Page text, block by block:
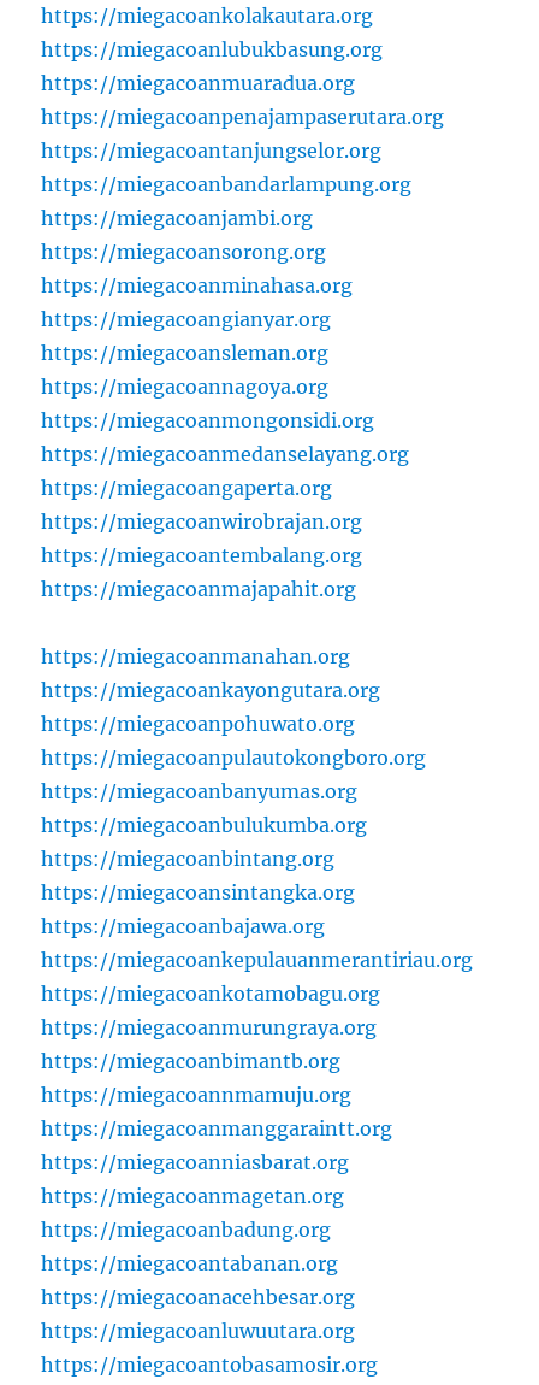
https://miegacoankolakautara.org
https://miegacoanlubukbasung.org
https://miegacoanmuaradua.org
https://miegacoanpenajampaserutara.org
https://miegacoantanjungselor.org
https://miegacoanbandarlampung.org
https://miegacoanjambi.org
https://miegacoansorong.org
https://miegacoanminahasa.org
https://miegacoangianyar.org
https://miegacoansleman.org
https://miegacoannagoya.org
https://miegacoanmongonsidi.org
https://miegacoanmedanselayang.org
https://miegacoangaperta.org
https://miegacoanwirobrajan.org
https://miegacoantembalang.org
https://miegacoanmajapahit.org
https://miegacoanmanahan.org
https://miegacoankayongutara.org
https://miegacoanpohuwato.org
https://miegacoanpulautokongboro.org
https://miegacoanbanyumas.org
https://miegacoanbulukumba.org
https://miegacoanbintang.org
https://miegacoansintangka.org
https://miegacoanbajawa.org
https://miegacoankepulauanmerantiriau.org
https://miegacoankotamobagu.org
https://miegacoanmurungraya.org
https://miegacoanbimantb.org
https://miegacoannmamuju.org
https://miegacoanmanggaraintt.org
https://miegacoanniasbarat.org
https://miegacoanmagetan.org
https://miegacoanbadung.org
https://miegacoantabanan.org
https://miegacoanacehbesar.org
https://miegacoanluwuutara.org
https://miegacoantobasamosir.org